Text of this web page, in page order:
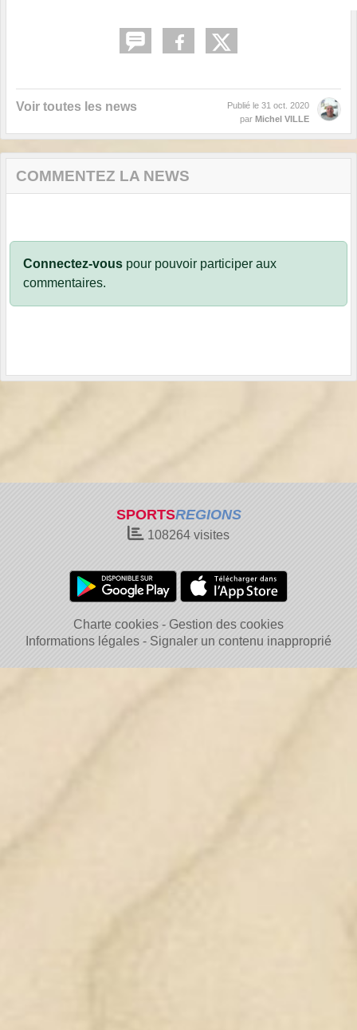
Voir toutes les news Publié le 31 oct. 2020
par Michel VILLE
COMMENTEZ LA NEWS
Connectez-vous pour pouvoir participer aux
commentaires.
SPORTSREGIONS
108264 visites
Charte cookies
Gestion des cookies
Informations légales
Signaler un contenu inapproprié